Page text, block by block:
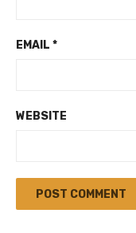
EMAIL *
WEBSITE